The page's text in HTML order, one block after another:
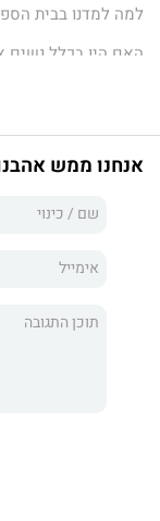
למה למדנו בבית
האם היו בכלל נשים
האם ידעתם שהסיבה
שסבר הפילוסוף
הסופר הנודע גי דה
הצרה עם נשים
והאמנים בכל
מראה
ההיסטוריה, איזו
לנשים לעבור כדי
אנחנו ממש